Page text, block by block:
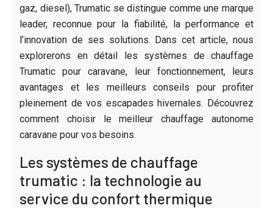
gaz, diesel), Trumatic se distingue comme une marque
leader, reconnue pour la fiabilité, la performance et
l’innovation de ses solutions. Dans cet article, nous
explorerons en détail les systèmes de chauffage
Trumatic pour caravane, leur fonctionnement, leurs
avantages et les meilleurs conseils pour profiter
pleinement de vos escapades hivernales. Découvrez
comment choisir le meilleur chauffage autonome
caravane pour vos besoins.
Les systèmes de chauffage
trumatic : la technologie au
service du confort thermique